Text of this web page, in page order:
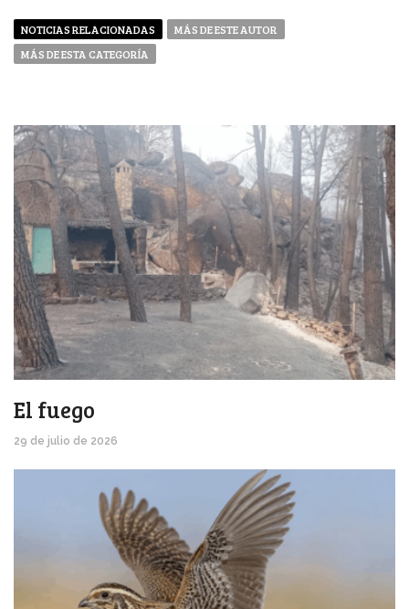
NOTICIAS RELACIONADAS
MÁS DE ESTE AUTOR
MÁS DE ESTA CATEGORÍA
El fuego
29 de julio de 2026